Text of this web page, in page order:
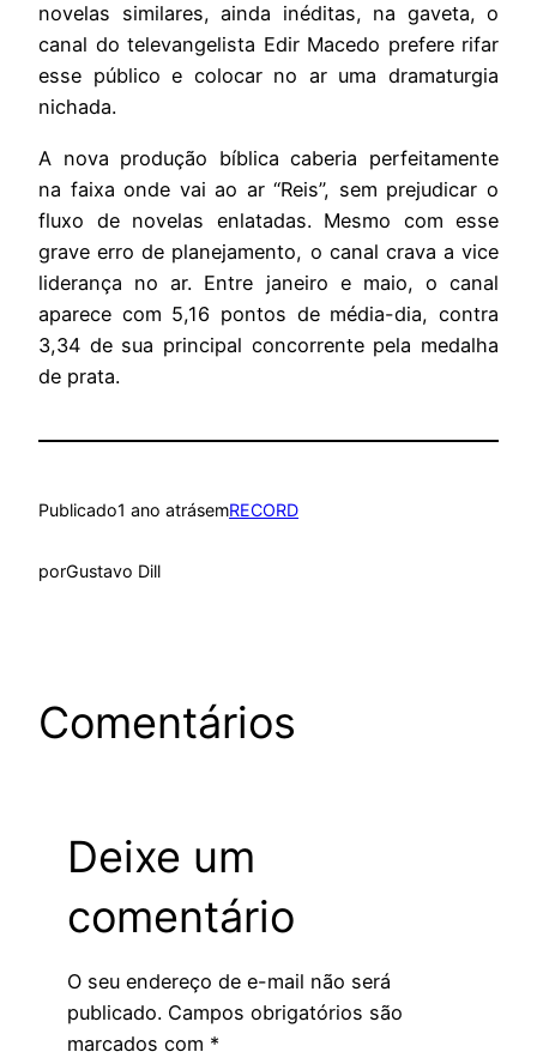
novelas similares, ainda inéditas, na gaveta, o
canal do televangelista Edir Macedo prefere rifar
esse público e colocar no ar uma dramaturgia
nichada.
A nova produção bíblica caberia perfeitamente
na faixa onde vai ao ar “Reis”, sem prejudicar o
fluxo de novelas enlatadas. Mesmo com esse
grave erro de planejamento, o canal crava a vice
liderança no ar. Entre janeiro e maio, o canal
aparece com 5,16 pontos de média-dia, contra
3,34 de sua principal concorrente pela medalha
de prata.
Publicado1 ano atrásemRECORD
porGustavo Dill
Comentários
Deixe um
comentário
O seu endereço de e-mail não será
publicado. Campos obrigatórios são
marcados com *